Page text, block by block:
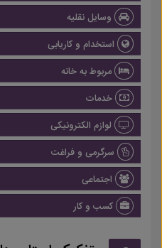
وسایل نقلیه
استخدام و کاریابی
مربوط به خانه
خدمات
لوازم الکترونیکی
سرگرمی و فراغت
اجتماعی
کسب و کار